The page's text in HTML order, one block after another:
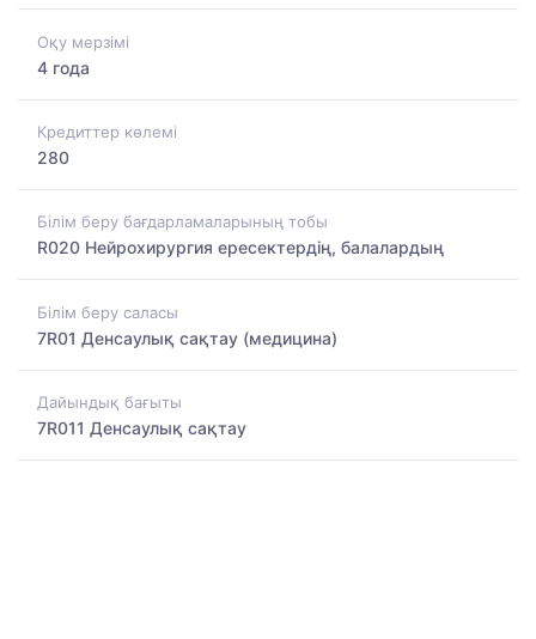
Оқу мерзімі
4 года
Кредиттер көлемі
280
Білім беру бағдарламаларының тобы
R020 Нейрохирургия ересектердің, балалардың
Білім беру саласы
7R01 Денсаулық сақтау (медицина)
Дайындық бағыты
7R011 Денсаулық сақтау